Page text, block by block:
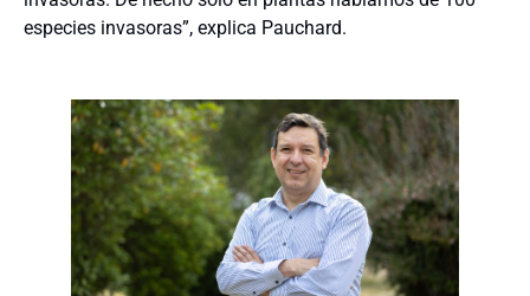
especies invasoras”, explica Pauchard.